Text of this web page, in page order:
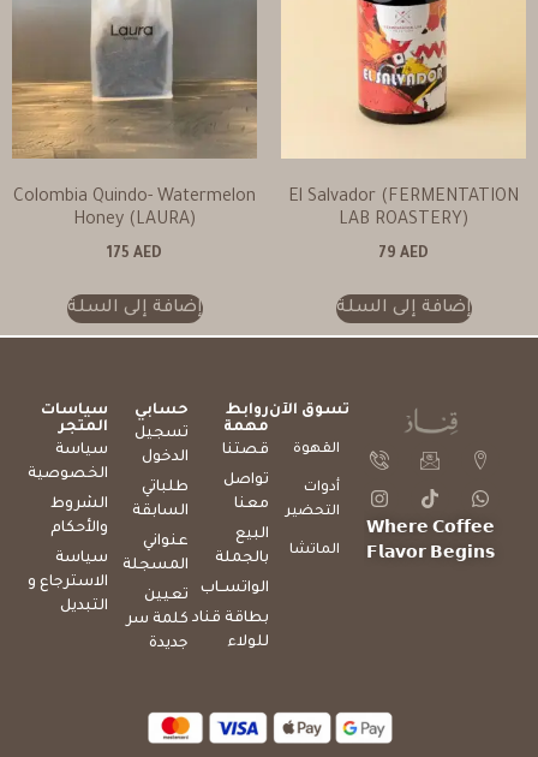
El Salvador (FERMENTATION
LAB ROASTERY)
79 AED
إضافة إلى السلة
Colombia Quindo- Watermelon
Honey (LAURA)
175 AED
إضافة إلى السلة
𝗪𝗵𝗲𝗿𝗲 𝗖𝗼𝗳𝗳𝗲𝗲
𝗙𝗹𝗮𝘃𝗼𝗿 𝗕𝗲𝗴𝗶𝗻𝘀
تسوق الآن
القهوة
أدوات
التحضير
الماتشا
روابط
مهمة
قصتنا
تواصل
معنا
البيع
بالجملة
الواتســاب
بطاقة قناد
للولاء
حسابي
تسجيل
الدخول
طلباتي
السابقة
عنواني
المسجلة
تعيين
كلمة سر
جديدة
سياسات
المتجر
سياسة
الخصوصية
الشروط
والأحكام
سياسة
الاسترجاع و
التبديل